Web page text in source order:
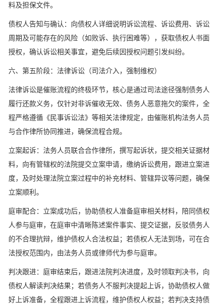
料及担保文件。
债权人告知与确认：向债权人详细说明诉讼流程、诉讼费用、诉讼
周期及可能存在的风险（如败诉、执行困难等），获取债权人书面
授权，确认诉讼相关事宜，避免后续因授权问题引发纠纷。
六、第五阶段：法律诉讼（司法介入，强制维权）
法律诉讼是催账流程的终极环节，核心是通过司法途径强制债务人
履行还款义务，仅针对非诉催收无效、债务人恶意拖欠的案件，全
程严格遵循《民事诉讼法》等相关法律规定，由催账机构法务人员
与合作律所协同推进，确保流程合规。
立案起诉：法务人员联合合作律所，撰写起诉状，提交相关证据材
料，向有管辖权的法院提交立案申请，缴纳诉讼费用，跟进立案进
度，及时处理法院立案过程中的补充材料、管辖异议等问题，确保
立案顺利。
庭审配合：立案成功后，协助债权人准备庭审相关材料，陪同债权
人参与庭审，在庭审中清晰陈述案件事实、提交证据，反驳债务人
的不合理抗辩，维护债权人合法权益；若债权人无法到场，可在合
法授权范围内，由法务人员或律师代为参与庭审。
判决跟进：庭审结束后，跟进法院判决进度，及时领取判决书，向
债权人解读判决结果；若债务人不服判决提起上诉，协助债权人做
好上诉准备，全程跟进上诉流程，维护债权人权益；若判决支持债